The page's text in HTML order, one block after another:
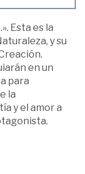
Esta es la
y su
en un
para
la
y el amor a